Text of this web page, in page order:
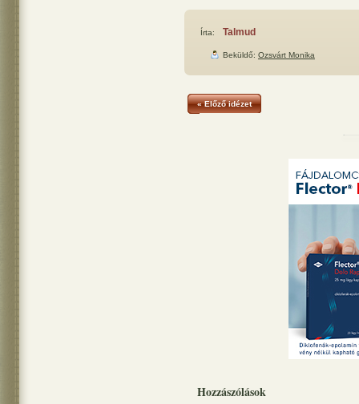
Írta: Talmud
Beküldő: Ozsvárt Monika
« Előző idézet
Hozzászólások